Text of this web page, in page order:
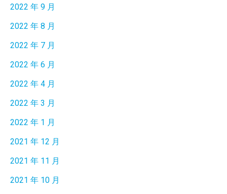
2022 年 9 月
2022 年 8 月
2022 年 7 月
2022 年 6 月
2022 年 4 月
2022 年 3 月
2022 年 1 月
2021 年 12 月
2021 年 11 月
2021 年 10 月